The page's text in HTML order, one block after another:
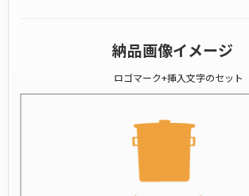
納品画像イメージ
ロゴマーク+挿入文字のセット